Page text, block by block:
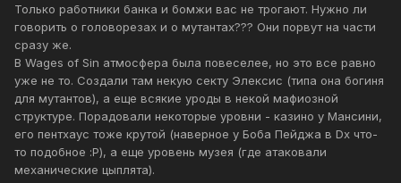
Только работники банка и бомжи вас не трогают. Нужно ли
говорить о головорезах и о мутантах??? Они порвут на части
сразу же.
В Wages of Sin атмосфера была повеселее, но это все равно
уже не то. Создали там некую секту Элексис (типа она богиня
для мутантов), а еще всякие уроды в некой мафиозной
структуре. Порадовали некоторые уровни - казино у Мансини,
его пентхаус тоже крутой (наверное у Боба Пейджа в Dx что-
то подобное :P), а еще уровень музея (где атаковали
механические цыплята).